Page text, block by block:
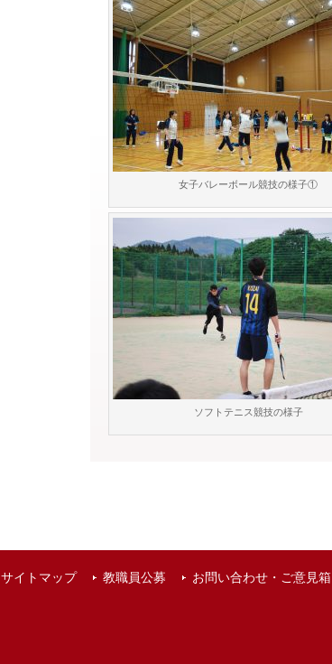
女子バレーボール競技の様子①
ソフトテニス競技の様子
サイトマップ 教職員公募 お問い合わせ・ご意見箱